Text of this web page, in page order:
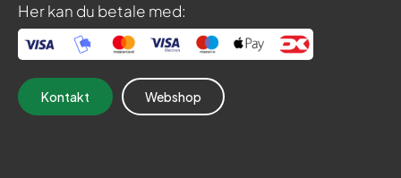
Her kan du betale med:
Kontakt Webshop